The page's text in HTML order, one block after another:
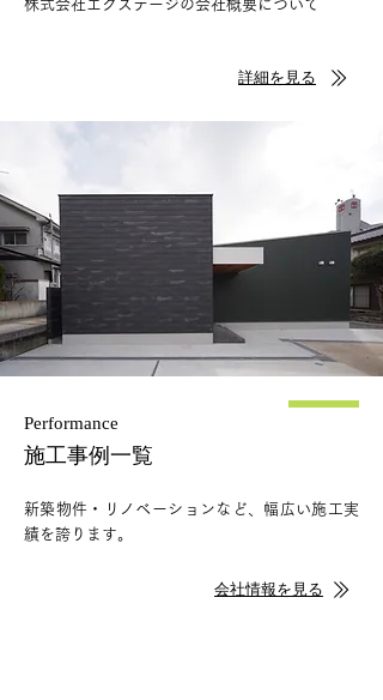
​株式会社エクステージの会社概要について
詳細を見る
Performance
施工事例一覧
新築物件・リノベーションなど、幅広い施工実
績を誇ります。
会社情報を見る